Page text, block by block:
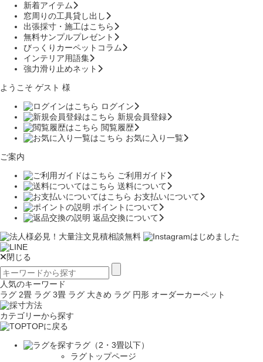
新着アイテム
窓周りの工具貸し出し
出張採寸・施工はこちら
無料サンプルプレゼント
びっくりカーペットコラム
インテリア用語集
強力滑り止めネット
ようこそ ゲスト 様
ログイン
新規会員登録
閲覧履歴
お気に入り一覧
ご案内
ご利用ガイド
送料について
お支払いについて
ポイントについて
返品交換について
閉じる
人気のキーワード
ラグ 2畳 ラグ 3畳 ラグ 大きめ ラグ 円形 オーダーカーペット
カテゴリーから探す
TOPに戻る
ラグ（2・3畳以下）
ラグトップページ